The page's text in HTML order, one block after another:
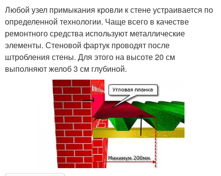
Любой узел примыкания кровли к стене устраивается по
определенной технологии. Чаще всего в качестве
ремонтного средства используют металлические
элементы. Стеновой фартук проводят после
штробления стены. Для этого на высоте 20 см
выполняют желоб 3 см глубиной.